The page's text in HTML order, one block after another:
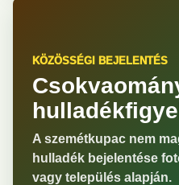
KÖZÖSSÉGI BEJELENTÉS
A szemétkupac nem
hulladék bejelentése
vagy település alapján.